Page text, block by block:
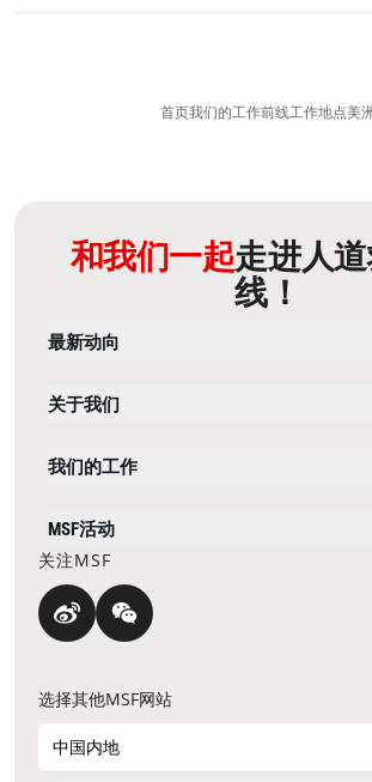
首页我们的工作前线工作地点美
和我们一起走进人
线！
最新动向
关于我们
我们的工作
MSF活动
关注MSF
选择其他MSF网站
中国内地